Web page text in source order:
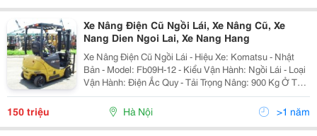
Xe Nâng Điện Cũ Ngồi Lái, Xe Nâng Cũ, Xe
Nang Dien Ngoi Lai, Xe Nang Hang
Xe Nâng Điện Cũ Ngồi Lái - Hiệu Xe: Komatsu - Nhật
Bản - Model: Fb09H-12 - Kiểu Vận Hành: Ngồi Lái - Loại
Vận Hành: Điện Ắc Quy - Tải Trọng Nâng: 900 Kg Ở Tâm
Tải Trọng 500Mm - Chiều Cao Nâng: 3,000 Mm - Chiều
Dài Càng Nâng: 1,070 Mm - Bánh Xe Cao Su
150 triệu Hà Nội >1 năm